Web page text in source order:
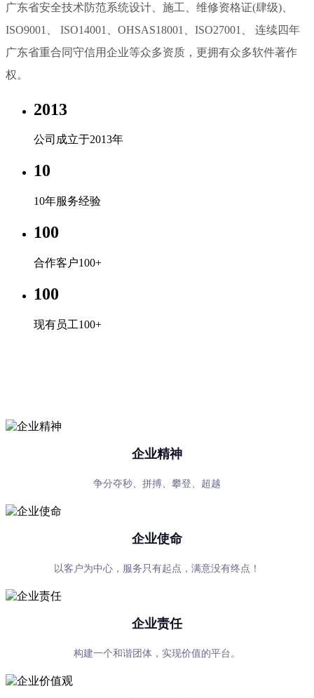
广东省安全技术防范系统设计、施工、维修资格证(肆级)、
ISO9001、 ISO14001、OHSAS18001、ISO27001、 连续四年
广东省重合同守信用企业等众多资质，更拥有众多软件著作
权。
2013
公司成立于2013年
10
10年服务经验
100
合作客户100+
100
现有员工100+
企业精神
争分夺秒、拼搏、攀登、超越
企业使命
以客户为中心，服务只有起点，满意没有终点！
企业责任
构建一个和谐团体，实现价值的平台。